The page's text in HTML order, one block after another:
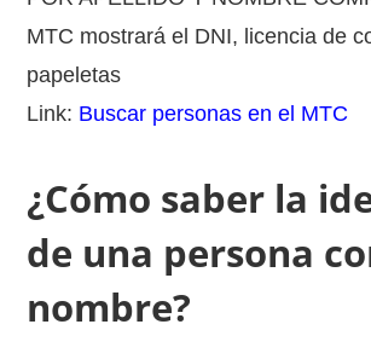
MTC mostrará el DNI, licencia de
papeletas
Link: Buscar personas en el MTC
¿Cómo saber la
de una persona
nombre?